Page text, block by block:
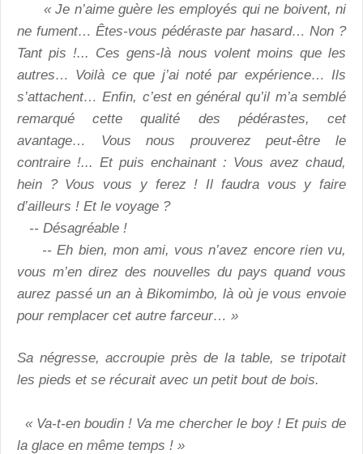
« Je n’aime guère les employés qui ne boivent, ni
ne fument… Êtes-vous pédéraste par hasard… Non ?
Tant pis !... Ces gens-là nous volent moins que les
autres… Voilà ce que j’ai noté par expérience… Ils
s’attachent… Enfin, c’est en général qu’il m’a semblé
remarqué cette qualité des pédérastes, cet
avantage… Vous nous prouverez peut-être le
contraire !... Et puis enchainant : Vous avez chaud,
hein ? Vous vous y ferez ! Il faudra vous y faire
d’ailleurs ! Et le voyage ?
-- Désagréable !
-- Eh bien, mon ami, vous n’avez encore rien vu,
vous m’en direz des nouvelles du pays quand vous
aurez passé un an à Bikomimbo, là où je vous envoie
pour remplacer cet autre farceur… »
Sa négresse, accroupie près de la table, se tripotait
les pieds et se récurait avec un petit bout de bois.
« Va-t-en boudin ! Va me chercher le boy ! Et puis de
la glace en même temps ! »